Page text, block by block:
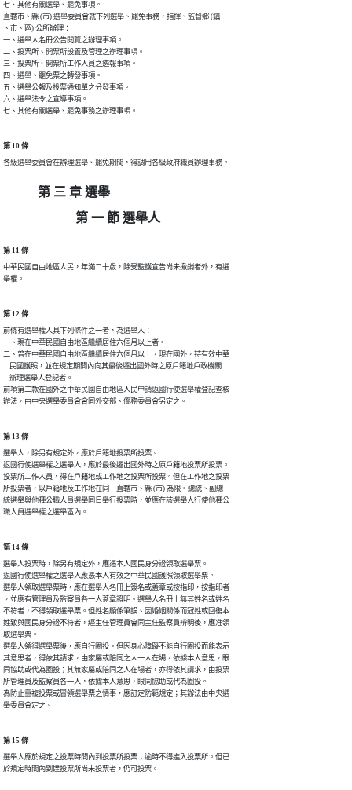
七、其他有關選舉、罷免事項。
直轄市、縣 (市) 選舉委員會就下列選舉、罷免事務，指揮、監督鄉 (鎮
、市、區) 公所辦理：
一、選舉人名冊公告閱覽之辦理事項。
二、投票所、開票所設置及管理之辦理事項。
三、投票所、開票所工作人員之遴報事項。
四、選舉、罷免票之轉發事項。
五、選舉公報及投票通知單之分發事項。
六、選舉法令之宣導事項。
七、其他有關選舉、罷免事務之辦理事項。
第 10 條
各級選舉委員會在辦理選舉、罷免期間，得調用各級政府職員辦理事務。
第 三 章 選舉
第 一 節 選舉人
第 11 條
中華民國自由地區人民，年滿二十歲，除受監護宣告尚未撤銷者外，有選
舉權。
第 12 條
前條有選舉權人具下列條件之一者，為選舉人：
一、現在中華民國自由地區繼續居住六個月以上者。
二、曾在中華民國自由地區繼續居住六個月以上，現在國外，持有效中華
    民國護照，並在規定期間內向其最後遷出國外時之原戶籍地戶政機關
    辦理選舉人登記者。
前項第二款在國外之中華民國自由地區人民申請返國行使選舉權登記查核
辦法，由中央選舉委員會會同外交部、僑務委員會另定之。
第 13 條
選舉人，除另有規定外，應於戶籍地投票所投票。
返國行使選舉權之選舉人，應於最後遷出國外時之原戶籍地投票所投票。
投票所工作人員，得在戶籍地或工作地之投票所投票。但在工作地之投票
所投票者，以戶籍地及工作地在同一直轄市、縣 (市) 為限。總統、副總
統選舉與他種公職人員選舉同日舉行投票時，並應在該選舉人行使他種公
職人員選舉權之選舉區內。
第 14 條
選舉人投票時，除另有規定外，應憑本人國民身分證領取選舉票。
返國行使選舉權之選舉人應憑本人有效之中華民國護照領取選舉票。
選舉人領取選舉票時，應在選舉人名冊上簽名或蓋章或按指印，按指印者
，並應有管理員及監察員各一人蓋章證明。選舉人名冊上無其姓名或姓名
不符者，不得領取選舉票。但姓名顯係筆誤、因婚姻關係而冠姓或回復本
姓致與國民身分證不符者，經主任管理員會同主任監察員辨明後，應准領
取選舉票。
選舉人領得選舉票後，應自行圈投。但因身心障礙不能自行圈投而能表示
其意思者，得依其請求，由家屬或陪同之人一人在場，依據本人意思，眼
同協助或代為圈投；其無家屬或陪同之人在場者，亦得依其請求，由投票
所管理員及監察員各一人，依據本人意思，眼同協助或代為圈投。
為防止重複投票或冒領選舉票之情事，應訂定防範規定；其辦法由中央選
舉委員會定之。
第 15 條
選舉人應於規定之投票時間內到投票所投票；逾時不得進入投票所。但已
於規定時間內到達投票所尚未投票者，仍可投票。